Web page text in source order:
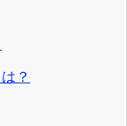
？